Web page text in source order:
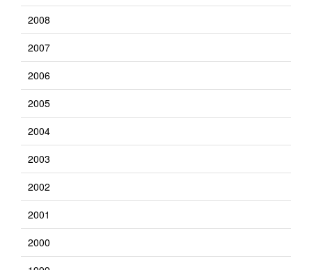
2008
2007
2006
2005
2004
2003
2002
2001
2000